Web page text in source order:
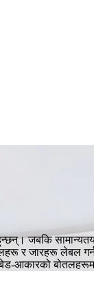
जबकि
जारहरू लेबल गर्न
आकारको